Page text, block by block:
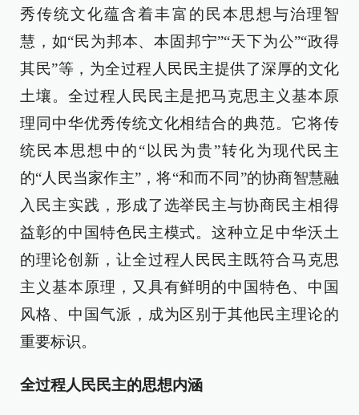
秀传统文化蕴含着丰富的民本思想与治理智
慧，如“民为邦本、本固邦宁”“天下为公”“政得
其民”等，为全过程人民民主提供了深厚的文化
土壤。全过程人民民主是把马克思主义基本原
理同中华优秀传统文化相结合的典范。它将传
统民本思想中的“以民为贵”转化为现代民主
的“人民当家作主”，将“和而不同”的协商智慧融
入民主实践，形成了选举民主与协商民主相得
益彰的中国特色民主模式。这种立足中华沃土
的理论创新，让全过程人民民主既符合马克思
主义基本原理，又具有鲜明的中国特色、中国
风格、中国气派，成为区别于其他民主理论的
重要标识。
全过程人民民主的思想内涵